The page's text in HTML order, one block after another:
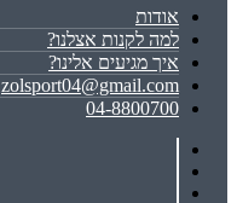
אודות
למה לקנות אצלנו?
איך מגיעים אלינו?
zolsport04@gmail.com
04-8800700